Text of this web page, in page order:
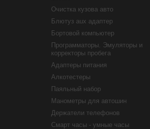
Очистка кузова авто
Блютуз aux адаптер
Бортовой компьютер
Программаторы. Эмуляторы и
корректоры пробега
Адаптеры питания
Алкотестеры
Паяльный набор
Манометры для автошин
Держатели телефонов
Смарт часы - умные часы